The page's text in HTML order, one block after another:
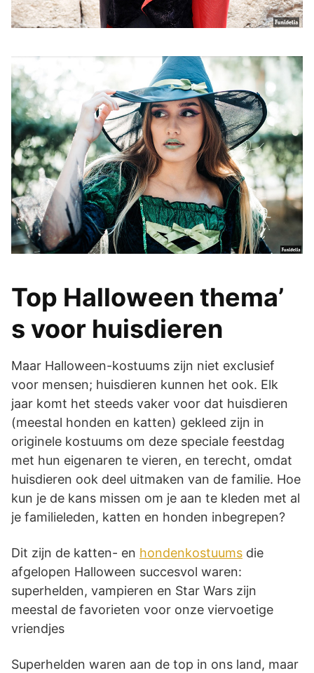
Top Halloween thema’
s voor huisdieren
Maar Halloween-kostuums zijn niet exclusief
voor mensen; huisdieren kunnen het ook. Elk
jaar komt het steeds vaker voor dat huisdieren
(meestal honden en katten) gekleed zijn in
originele kostuums om deze speciale feestdag
met hun eigenaren te vieren, en terecht, omdat
huisdieren ook deel uitmaken van de familie. Hoe
kun je de kans missen om je aan te kleden met al
je familieleden, katten en honden inbegrepen?
Dit zijn de katten- en hondenkostuums die
afgelopen Halloween succesvol waren:
superhelden, vampieren en Star Wars zijn
meestal de favorieten voor onze viervoetige
vriendjes
Superhelden waren aan de top in ons land, maar